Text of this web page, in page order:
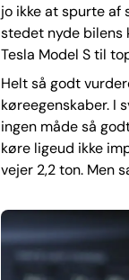
jo ikke at spurte af
stedet nyde bilens
Tesla Model S til
Helt så godt
køreegenskaber. I
ingen måde så
køre ligeud ikke
vejer 2,2 ton. Men